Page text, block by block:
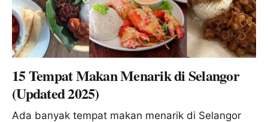
15 Tempat Makan Menarik di Selangor
(Updated 2025)
Ada banyak tempat makan menarik di Selangor